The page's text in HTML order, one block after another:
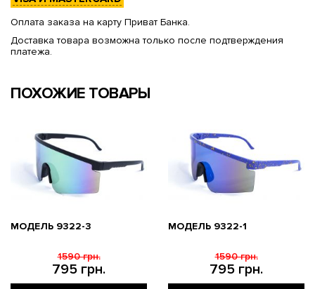
Оплата заказа на карту Приват Банка.
Доставка товара возможна только после подтверждения
платежа.
ПОХОЖИЕ ТОВАРЫ
МОДЕЛЬ 9322-3
795 грн.
1590 грн.
МОДЕЛЬ 9322-1
795 грн.
1590 грн.